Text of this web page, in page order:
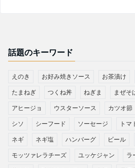
話題のキーワード
えのき お好み焼きソース お茶漬け
たまねぎ つくね丼 ねぎま まぜそ
アヒージョ ウスターソース カツオ節
シソ シーフード ソーセージ トマ
ネギ ネギ塩 ハンバーグ ビール
モッツァレラチーズ ユッケジャン ラ